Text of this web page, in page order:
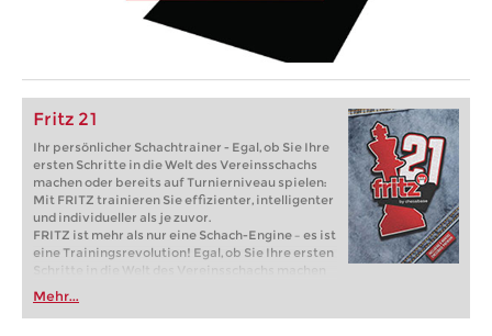
Fritz 21
Ihr persönlicher Schachtrainer - Egal, ob Sie Ihre
ersten Schritte in die Welt des Vereinsschachs
machen oder bereits auf Turnierniveau spielen:
Mit FRITZ trainieren Sie effizienter, intelligenter
und individueller als je zuvor.
FRITZ ist mehr als nur eine Schach-Engine – es ist
eine Trainingsrevolution! Egal, ob Sie Ihre ersten
Schritte in die Welt des Vereinsschachs machen
oder bereits auf Turnierniveau spielen: Mit
FRITZ trainieren Sie effizienter, intelligenter und
individueller als je zuvor.
Mehr...